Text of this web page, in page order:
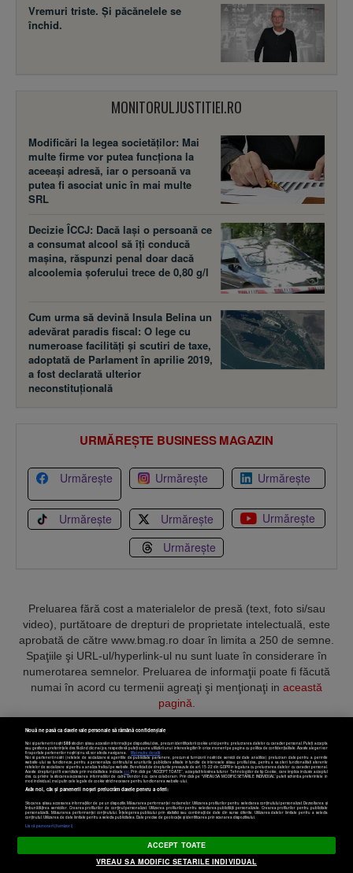
Vremuri triste. Şi păcănelele se
închid.
MONITORULJUSTITIEI.RO
Modificări la legea societăţilor: Mai
multe firme vor putea funcţiona la
aceeaşi adresă, iar o persoană va
putea fi asociat unic în mai multe
SRL
Decizie ÎCCJ: Dacă laşi o persoană ce
a consumat alcool să îţi conducă
maşina, răspunzi penal doar dacă
alcoolemia şoferului trece de 0,80 g/l
Cum urma să devină Insula Belina un
adevărat paradis fiscal: O lege cu
numeroase facilităţi şi scutiri de taxe,
adoptată de Parlament în aprilie 2019,
a fost declarată ulterior
neconstituţională
URMĂREȘTE BUSINESS MAGAZIN
Urmărește Urmărește Urmărește
Urmărește Urmărește
Urmărește
Urmărește
Preluarea fără cost a materialelor de presă (text, foto si/sau
video), purtătoare de drepturi de proprietate intelectuală, este
aprobată de către www.bmag.ro doar în limita a 250 de semne.
Spaţiile şi URL-ul/hyperlink-ul nu sunt luate în considerare în
numerotarea semnelor. Preluarea de informaţii poate fi făcută
numai în acord cu termenii agreaţi şi menţionaţi in această
pagină
Termeni și condiții Confidențialitate Cookies Contact
Copyright © 2025 BUSINESSMEX S.A.
Setări cookies
Nouă ne pasă ca datele tale personale să rămână confidențiale
Noi și partenerii noștri589stocăm și/sau accesăm informații pe dispozitivul dvs., precum identificatorii cookie unici pentru prelucrarea datelor cu caracter personal. Puteți accepta
sau gestiona preferințele dvs. făcând clic mai jos, respectiv vă puteți opune utilizării unui interes legitim în orice moment pe pagina cu politica de confidențialitate. Aceste alegeri vor
fi raportate partenerilor noștri și nu vă vor afecta navigarea.
Mai multe detalii
Noi si partenerii nostri (retelele de socializare si agentiile de publicitate partenere, precum si furnizorii nostri de servicii de date analitice) prelucram date pentru a permite
website-ului sa functioneze, pentru a personaliza continutul si anunturile publicitare afisate in functie de interesele si/sau profilul dvs., pentru a va oferi functionalitati aferente
retelelor de socializare si pentru a analiza traficul pe website. Beneficiati de drepturile prevazute de art. 15-22 din GDPR in legatura cu prelucrarea datelor cu caracter personal.
Aceste drepturi pot fi exercitate prin modalitatea indicataaici. Prin click pe “ACCEPT TOATE”, acceptati folosirea tuturor Tehnologiilor de tip Cookie, care implica inclusiv acceptul
dvs. cu privire la stocarea/accesarea informatiilor de catre Vendor-ii cu care colaboram. Prin click pe “VREAU SA MODIFIC SETARILE INDIVIDUAL” puteti schimba preferintele in
mod individual, mai putin cele legate de cookie strict necesare pentru functionarea website-ului.
Atât noi, cât și partenerii noștri prelucrăm datele pentru a oferi:
Stocarea și/sau accesarea informațiilor de pe un dispozitiv. Măsurarea performanței reclamelor. Utilizarea profilurilor pentru selectarea conținutului personalizat. Dezvoltarea și
îmbunătățirea serviciilor. Crearea profilurilor de conținut personalizat. Utilizarea profilurilor pentru selectarea publicității personalizate. Crearea profilurilor pentru publicitate
personalizată. Măsurarea performanței conținutului. Înțelegerea publicului prin statistici sau combinații de date din surse diferite. Utilizarea datelor limitate pentru a selecta
conținutul. Utilizarea de date limitate pentru a selecta publicitatea. Date precise de geolocație și identificarea prin scanarea dispozitivului.
Listă parteneri (furnizori)
ACCEPT TOATE
VREAU SA MODIFIC SETARILE INDIVIDUAL